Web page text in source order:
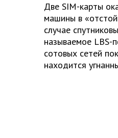
Две SIM-карты
машины в
случае
называемое LBS-
сотовых сетей
находится